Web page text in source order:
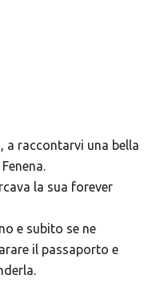
a raccontarvi una bella
la sua forever
e subito se ne
il passaporto e